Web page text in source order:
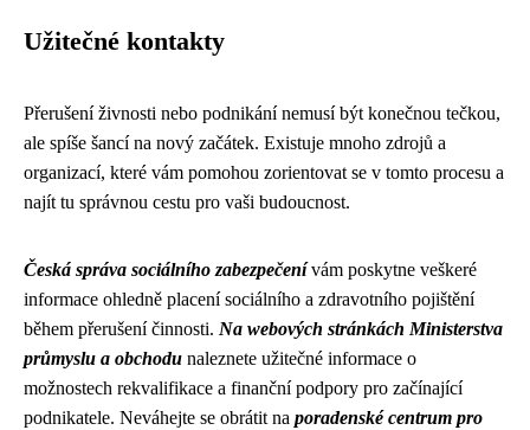
Užitečné kontakty
Přerušení živnosti nebo podnikání nemusí být konečnou tečkou,
ale spíše šancí na nový začátek. Existuje mnoho zdrojů a
organizací, které vám pomohou zorientovat se v tomto procesu a
najít tu správnou cestu pro vaši budoucnost.
Česká správa sociálního zabezpečenívám poskytne veškeré
informace ohledně placení sociálního a zdravotního pojištění
během přerušení činnosti. Na webových stránkách Ministerstva
průmyslu a obchodu naleznete užitečné informace o
možnostech rekvalifikace a finanční podpory pro začínající
podnikatele. Neváhejte se obrátit na poradenské centrum pro